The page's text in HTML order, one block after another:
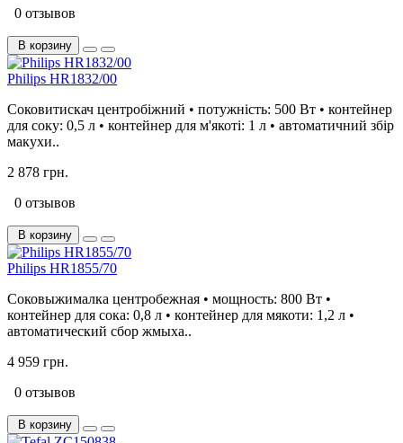
0 отзывов
В корзину
Philips HR1832/00
Соковитискач центробіжний • потужність: 500 Вт • контейнер
для соку: 0,5 л • контейнер для м'якоті: 1 л • автоматичний збір
макухи..
2 878 грн.
0 отзывов
В корзину
Philips HR1855/70
Соковыжималка центробежная • мощность: 800 Вт •
контейнер для сока: 0,8 л • контейнер для мякоти: 1,2 л •
автоматический сбор жмыха..
4 959 грн.
0 отзывов
В корзину